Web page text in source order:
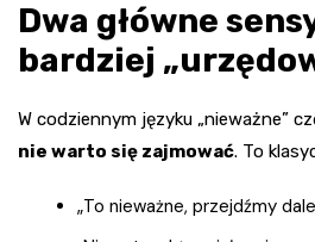
Dwa główne
bardziej
W codziennym języku „nieważne”
nie warto się zajmować. To
„To nieważne, przejdźmy